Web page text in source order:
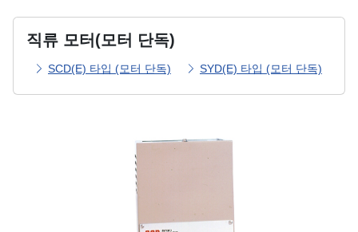
직류 모터(모터 단독)
SCD(E) 타입 (모터 단독) SYD(E) 타입 (모터 단독)